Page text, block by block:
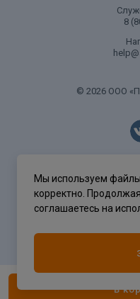
В
8
© 2026 ООО
Политика
Мы используем
корректно.
соглашаетесь на